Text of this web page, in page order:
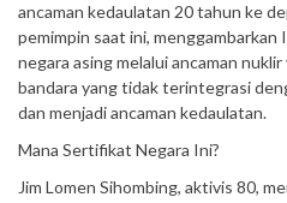
ancaman kedaulatan 20 tahun ke
pemimpin saat ini,
negara asing melalui ancaman
bandara yang tidak terintegrasi
dan menjadi ancaman kedaulatan.
Mana Sertifikat Negara Ini?
Jim Lomen Sihombing, aktivis 80,